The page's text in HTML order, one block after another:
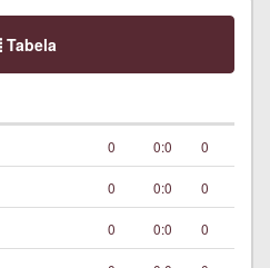
Tabela
0 0:0 0
0 0:0 0
0 0:0 0